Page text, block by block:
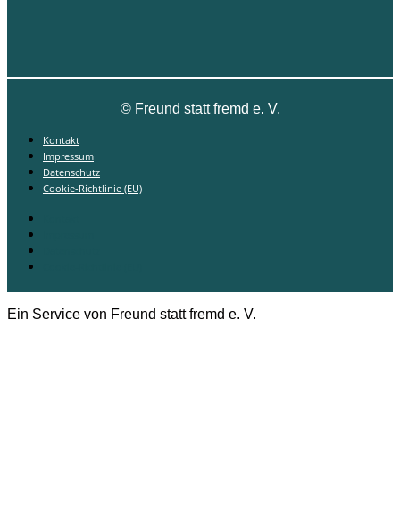
©Freund statt fremd e. V.
Kontakt
Impressum
Datenschutz
Cookie-Richtlinie (EU)
Ein Service von Freund statt fremd e. V.